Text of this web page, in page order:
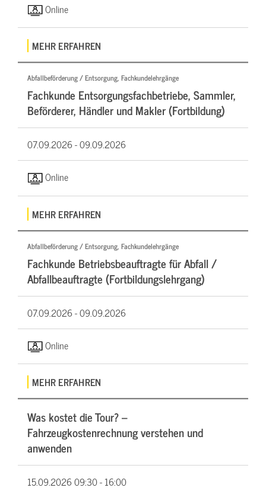
Online
MEHR ERFAHREN
Abfallbeförderung / Entsorgung, Fachkundelehrgänge
Fachkunde Entsorgungsfachbetriebe, Sammler,
Beförderer, Händler und Makler (Fortbildung)
07.09.2026 -09.09.2026
Online
MEHR ERFAHREN
Abfallbeförderung / Entsorgung, Fachkundelehrgänge
Fachkunde Betriebsbeauftragte für Abfall /
Abfallbeauftragte (Fortbildungslehrgang)
07.09.2026 -09.09.2026
Online
MEHR ERFAHREN
Was kostet die Tour? –
Fahrzeugkostenrechnung verstehen und
anwenden
15.09.202609:30 - 16:00